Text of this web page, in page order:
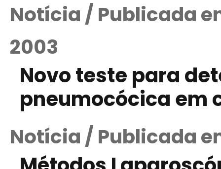
Notícia / Publicada
2003
Novo teste para
pneumocócica em
Notícia / Publicada